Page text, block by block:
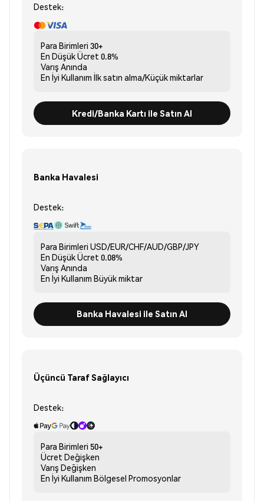
Destek:
Para Birimleri 30+
En Düşük Ücret 0.8%
Varış Anında
En İyi Kullanım İlk satın alma/Küçük miktarlar
Kredi/Banka Kartı ile Satın Al
Banka Havalesi
Destek:
Para Birimleri USD/EUR/CHF/AUD/GBP/JPY
En Düşük Ücret 0.08%
Varış Anında
En İyi Kullanım Büyük miktar
Banka Havalesi ile Satın Al
Üçüncü Taraf Sağlayıcı
Destek:
Para Birimleri 50+
Ücret Değişken
Varış Değişken
En İyi Kullanım Bölgesel Promosyonlar